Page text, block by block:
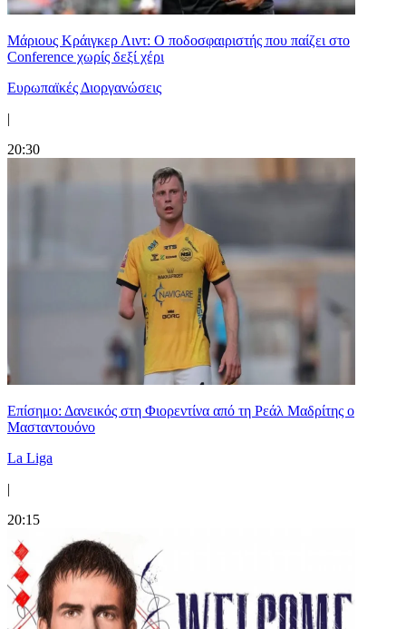
Μάριους Κράιγκερ Λιντ: Ο ποδοσφαιριστής που παίζει στο
Conference χωρίς δεξί χέρι
Ευρωπαϊκές Διοργανώσεις
|
20:30
Επίσημο: Δανεικός στη Φιορεντίνα από τη Ρεάλ Μαδρίτης ο
Μασταντουόνο
La Liga
|
20:15